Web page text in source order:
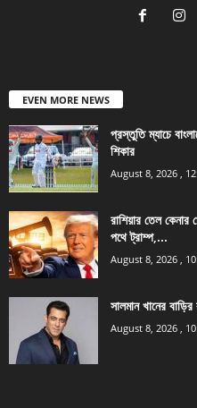
EVEN MORE NEWS
প্রস্তুতি ম্যাচে
শিকার
August 8, 2026 ,
রাশিয়ার তেল
পথে ট্রাম্প,...
August 8, 2026 ,
সালমান খানের
August 8, 2026 ,